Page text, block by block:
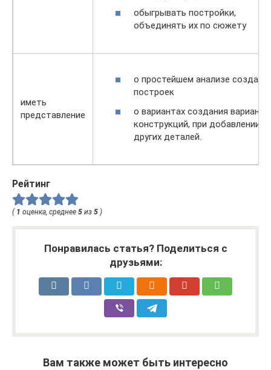
обыгрывать постройки,
объединять их по сюжету
иметь
представление
о простейшем анализе
построек
о вариантах создания
конструкций, при добавлении
других деталей.
Рейтинг
( 1 оценка, среднее 5 из 5 )
Понравилась статья? Поделиться с
друзьями:
Вам также может быть интересно